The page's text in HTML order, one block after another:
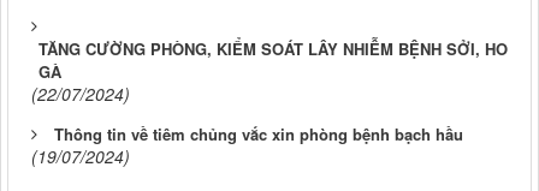
TĂNG CƯỜNG PHÒNG, KIỂM SOÁT LÂY NHIỄM BỆNH SỞI, HO
GÀ
(22/07/2024)
Thông tin về tiêm chủng vắc xin phòng bệnh bạch hầu
(19/07/2024)